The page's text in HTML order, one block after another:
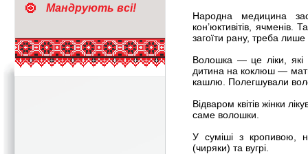
Мандрують всі!
Народна медицина
кон’юктивітів,
загоїти рану, треба
Волошка — це ліки, які
дитина на коклюш —
кашлю. Полегшували
Відваром квітів жінки
саме волошки.
У суміші з кропивою,
(чиряки) та вугрі.